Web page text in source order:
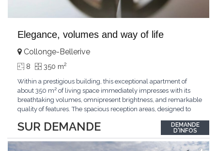
Elegance, volumes and way of life
SUR DEMANDE
Collonge-Bellerive
8 350 m2
Within a prestigious building, this exceptional apartment of
about 350 m² of living space immediately impresses with its
breathtaking volumes, omnipresent brightness, and remarkable
quality of features. The spacious reception areas, designed to
outdoor spaces bathed in greenery. The bedrooms also have
direct access to the outdoors, offering...
DEMANDE
D'INFOS